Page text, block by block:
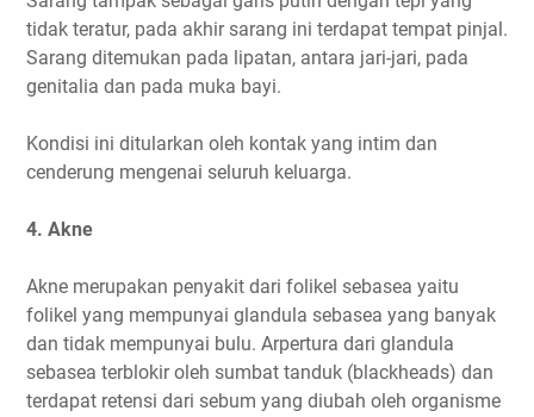
tidak teratur, pada akhir sarang ini terdapat tempat pinjal.
Sarang ditemukan pada lipatan, antara jari-jari, pada
genitalia dan pada muka bayi.
Kondisi ini ditularkan oleh kontak yang intim dan
cenderung mengenai seluruh keluarga.
4. Akne
Akne merupakan penyakit dari folikel sebasea yaitu
folikel yang mempunyai glandula sebasea yang banyak
dan tidak mempunyai bulu. Arpertura dari glandula
sebasea terblokir oleh sumbat tanduk (blackheads) dan
terdapat retensi dari sebum yang diubah oleh organisme